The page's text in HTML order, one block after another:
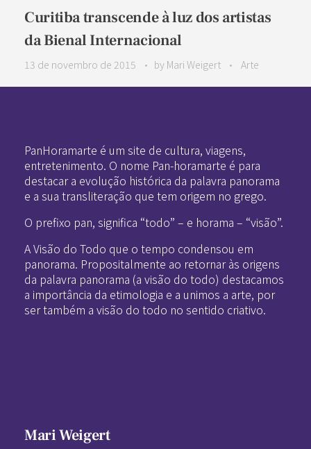
Curitiba transcende à luz dos artistas
da Bienal Internacional
13 de novembro de 2015 by Mari Weigert Arte
PanHoramarte é um site de cultura, viagens,
entretenimento. O nome Pan-horamarte é para
destacar a evolução histórica da palavra panorama
e a sua transliteração que tem origem no grego.
O prefixo pan, significa “todo” – e horama – “visão”.
A Visão do Todo que o tempo condensou em
panorama. Propositalmente ao retornar às origens
da palavra panorama (a visão do todo) destacamos
a importância da etimologia e a unimos a arte, por
ser também a visão do todo no sentido criativo.
Mari Weigert